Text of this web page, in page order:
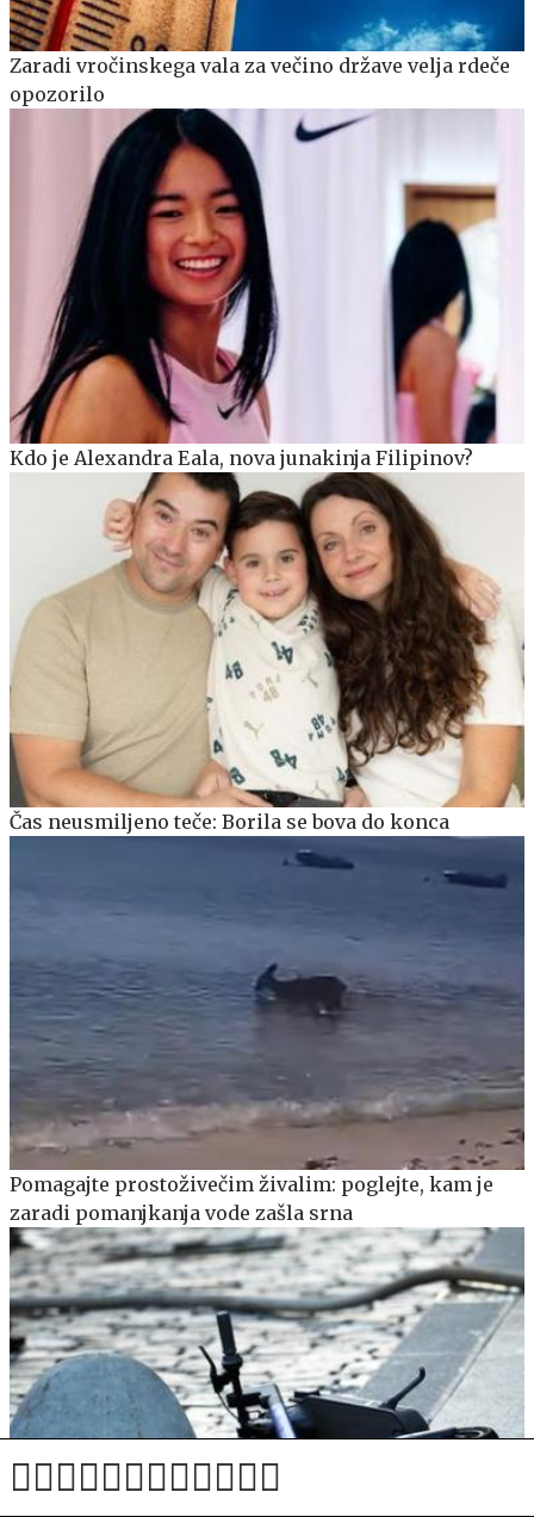
Zaradi vročinskega vala za večino države velja rdeče
opozorilo
Kdo je Alexandra Eala, nova junakinja Filipinov?
Čas neusmiljeno teče: Borila se bova do konca
Pomagajte prostoživečim živalim: poglejte, kam je
zaradi pomanjkanja vode zašla srna